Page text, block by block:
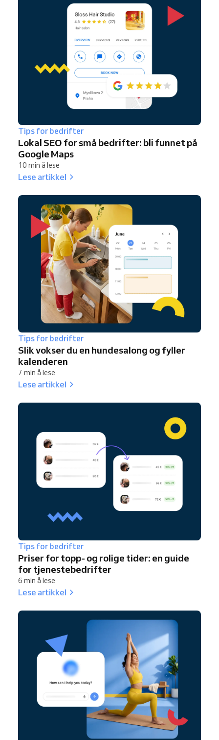
Tips for bedrifter
Lokal SEO for små bedrifter: bli funnet på
Google Maps
10 min å lese
Lese artikkel
Tips for bedrifter
Slik vokser du en hundesalong og fyller
kalenderen
7 min å lese
Lese artikkel
Tips for bedrifter
Priser for topp- og rolige tider: en guide
for tjenestebedrifter
6 min å lese
Lese artikkel